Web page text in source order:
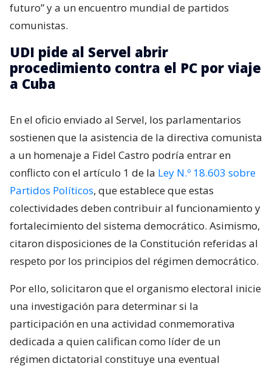
futuro” y a un encuentro mundial de partidos
comunistas.
UDI pide al Servel abrir
procedimiento contra el PC por viaje
a Cuba
En el oficio enviado al Servel, los parlamentarios
sostienen que la asistencia de la directiva comunista
a un homenaje a Fidel Castro podría entrar en
conflicto con el artículo 1 de la Ley N.º 18.603 sobre
Partidos Políticos, que establece que estas
colectividades deben contribuir al funcionamiento y
fortalecimiento del sistema democrático. Asimismo,
citaron disposiciones de la Constitución referidas al
respeto por los principios del régimen democrático.
Por ello, solicitaron que el organismo electoral inicie
una investigación para determinar si la
participación en una actividad conmemorativa
dedicada a quien califican como líder de un
régimen dictatorial constituye una eventual